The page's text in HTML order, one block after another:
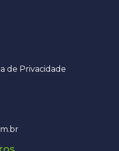
de Privacidade